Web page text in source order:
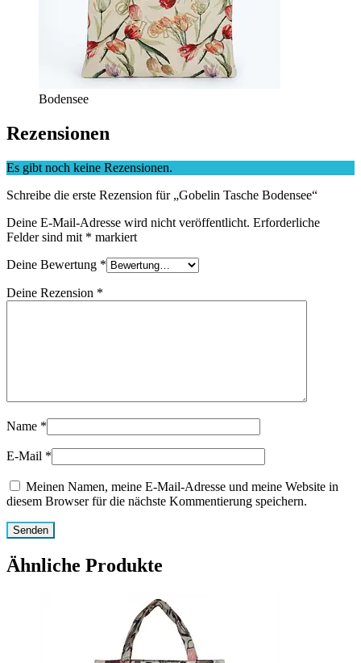
Bodensee
Rezensionen
Es gibt noch keine Rezensionen.
Schreibe die erste Rezension für „Gobelin Tasche Bodensee“
Deine E-Mail-Adresse wird nicht veröffentlicht. Erforderliche
Felder sind mit * markiert
Deine Bewertung *
Deine Rezension *
Name *
E-Mail *
Meinen Namen, meine E-Mail-Adresse und meine Website in
diesem Browser für die nächste Kommentierung speichern.
Ähnliche Produkte